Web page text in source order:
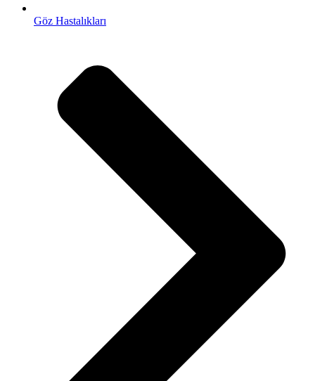
Göz Hastalıkları